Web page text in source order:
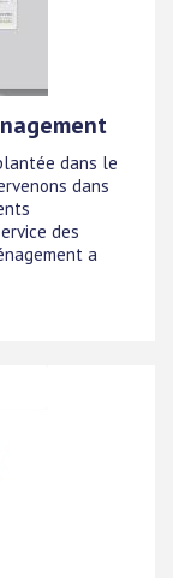
dans le
dans
des
a